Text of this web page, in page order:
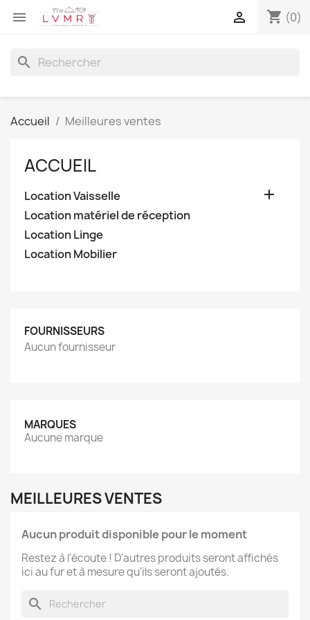
 shopping_cart (0)

search
Accueil Meilleures ventes
ACCUEIL
Location Vaisselle 
Location matériel de réception
Location Linge
Location Mobilier
FOURNISSEURS
Aucun fournisseur
MARQUES
Aucune marque
MEILLEURES VENTES
Aucun produit disponible pour le moment
Restez à l'écoute ! D'autres produits seront affichés
ici au fur et à mesure qu'ils seront ajoutés.
search